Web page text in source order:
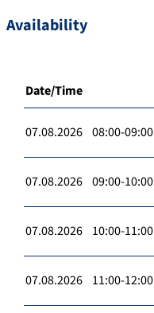
Availability
Date/Time
07.08.2026 08:00-09:00
07.08.2026 09:00-10:00
07.08.2026 10:00-11:00
07.08.2026 11:00-12:00